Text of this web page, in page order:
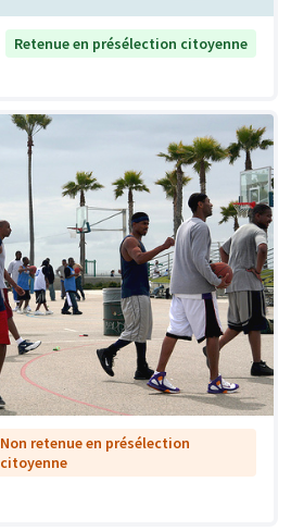
Retenue en présélection citoyenne
Non retenue en présélection
citoyenne